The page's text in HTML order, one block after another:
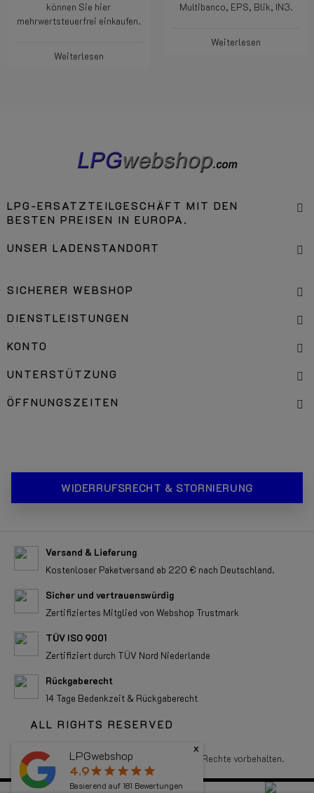
können Sie hier
mehrwertsteuerfrei einkaufen.
Weiterlesen
Multibanco, EPS, Blik, IN3.
Weiterlesen
LPG-ERSATZTEILGESCHÄFT MIT DEN
BESTEN PREISEN IN EUROPA.
UNSER LADENSTANDORT
SICHERER WEBSHOP
DIENSTLEISTUNGEN
KONTO
UNTERSTÜTZUNG
ÖFFNUNGSZEITEN
WIDERRUFSRECHT & STORNIERUNG
Versand & Lieferung
Kostenloser Paketversand ab 220 € nach Deutschland.
Sicher und vertrauenswürdig
Zertifiziertes Mitglied von Webshop Trustmark
TÜV ISO 9001
Zertifiziert durch TÜV Nord Niederlande
Rückgaberecht
14 Tage Bedenkzeit & Rückgaberecht
ALL RIGHTS RESERVED
Copyright 2026 LPGwebshop.com - Alle Rechte vorbehalten.
LPGwebshop
4.9star star star star star
Basierend auf 181 Bewertungen
x